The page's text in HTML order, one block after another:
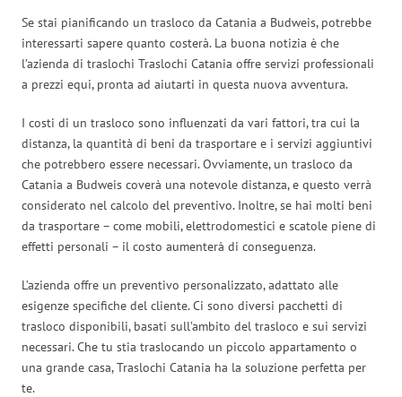
Se stai pianificando un trasloco da Catania a Budweis, potrebbe
interessarti sapere quanto costerà. La buona notizia è che
l’azienda di traslochi Traslochi Catania offre servizi professionali
a prezzi equi, pronta ad aiutarti in questa nuova avventura.
I costi di un trasloco sono influenzati da vari fattori, tra cui la
distanza, la quantità di beni da trasportare e i servizi aggiuntivi
che potrebbero essere necessari. Ovviamente, un trasloco da
Catania a Budweis coverà una notevole distanza, e questo verrà
considerato nel calcolo del preventivo. Inoltre, se hai molti beni
da trasportare – come mobili, elettrodomestici e scatole piene di
effetti personali – il costo aumenterà di conseguenza.
L’azienda offre un preventivo personalizzato, adattato alle
esigenze specifiche del cliente. Ci sono diversi pacchetti di
trasloco disponibili, basati sull’ambito del trasloco e sui servizi
necessari. Che tu stia traslocando un piccolo appartamento o
una grande casa, Traslochi Catania ha la soluzione perfetta per
te.